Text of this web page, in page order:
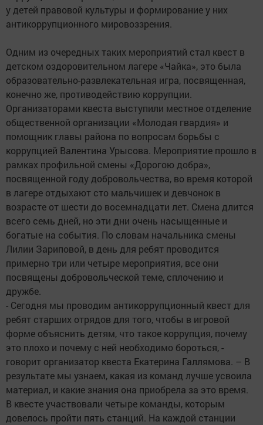
у детей правовой культуры и формирование у них
антикоррупционного мировоззрения.
Одним из очередных таких мероприятий стал квест в
детском оздоровительном лагере «Чайка», это была
образовательно-развлекательная игра, посвященная,
конечно же, противодействию коррупции.
Организаторами квеста выступили местное отделение
общественной организации «Молодая гвардия» и
помощник главы района по вопросам борьбы с
коррупцией Валентина Урысова. Мероприятие прошло в
рамках профильной смены «Дорогою добра»,
посвященной году добровольчества, во время которой
в лагере отдыхают сто мальчишек и девчонок в
возрасте от шести до восемнадцати лет. Смена длится
всего семь дней, но эти дни очень насыщенные и
богатые на события. По словам начальника смены
Лилии Зариповой, в день для ребят проводится
примерно три или четыре мероприятия, все они
посвящены добровольческой теме, сплочению и
дружбе.
- Сегодня мы проводим антикоррупционный квест для
ребят старших отрядов для того, чтобы в игровой
форме объяснить детям, что такое коррупция, почему
это плохо и почему с ней необходимо бороться, -
говорит организатор квеста Екатерина Галлямова. – В
результате мы узнаем, какая из команд лучше усвоила
материал, и какие знания она приобрела за это время.
В квесте участвовали четыре команды, которым
довелось пройти пять станций. На каждой станции